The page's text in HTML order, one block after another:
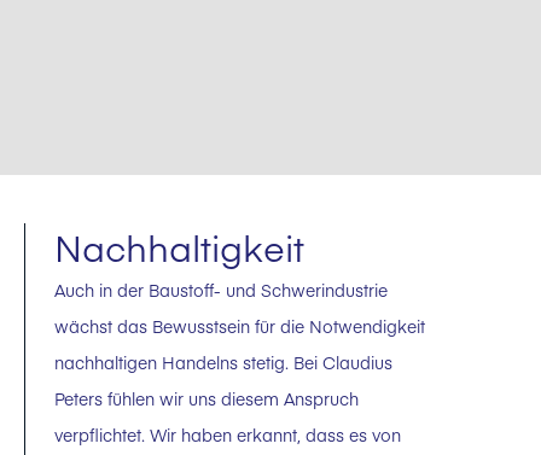
Nachhaltigkeit
Auch in der Baustoff- und Schwerindustrie
wächst das Bewusstsein für die Notwendigkeit
nachhaltigen Handelns stetig. Bei Claudius
Peters fühlen wir uns diesem Anspruch
verpflichtet. Wir haben erkannt, dass es von